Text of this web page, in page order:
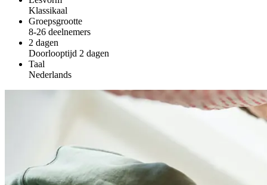
Klassikaal
Groepsgrootte
8-26 deelnemers
2 dagen
Doorlooptijd 2 dagen
Taal
Nederlands